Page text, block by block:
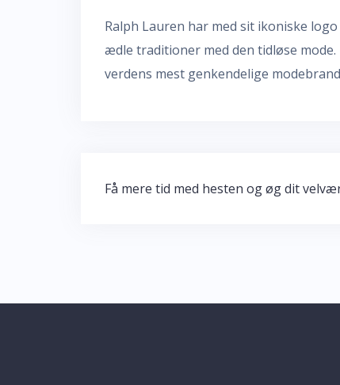
Ralph Lauren har med sit ikoniske
ædle traditioner med den tidløse
verdens mest genkendelige
Indlægsnavigation
Få mere tid med hesten og øg dit